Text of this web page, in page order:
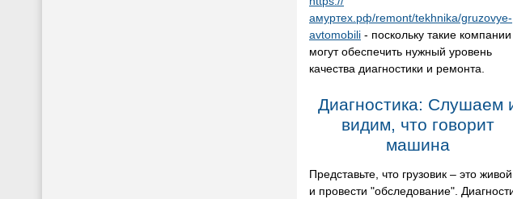
амуртех.рф/remont/tekhnika/gruzovye-
avtomobili - поскольку такие компании
могут обеспечить нужный уровень
качества диагностики и ремонта.
Диагностика: Слушаем
видим, что говорит
машина
Представьте, что грузовик – это
и провести "обследование".